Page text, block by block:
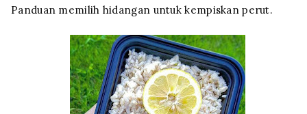
Panduan memilih hidangan untuk kempiskan perut.